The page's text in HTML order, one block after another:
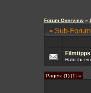
Forum Overview »
» Sub-
Filmtipps
Habt ihr
Pages: (1) [1] »